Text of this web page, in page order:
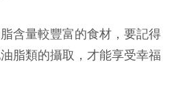
含量較豐富的食材，要記得
脂類的攝取，才能享受幸福